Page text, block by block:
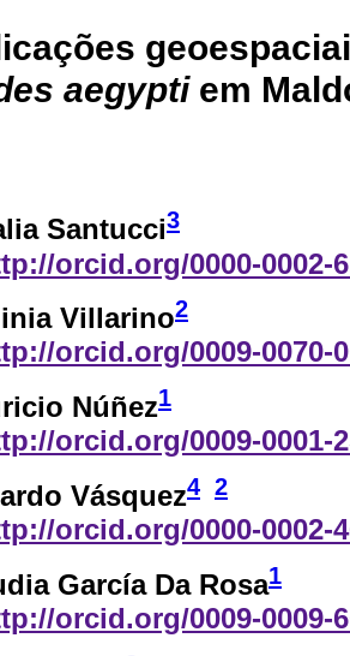
aegyptiem
Santucci3
orcid.org/0000-0002-
Villarino2
orcid.org/0009-0070-
Núñez1
orcid.org/0009-0001-
Vásquez4 2
orcid.org/0000-0002-
García Da Rosa1
orcid.org/0009-0009-